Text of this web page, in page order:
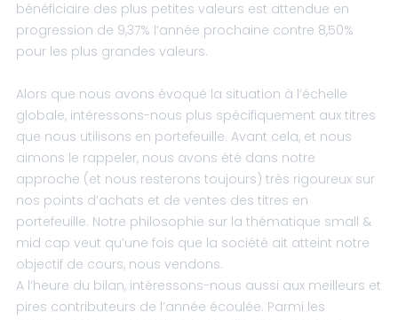
bénéficiaire des plus petites valeurs est attendue en
progression de 9,37% l’année prochaine contre 8,50%
pour les plus grandes valeurs.
Alors que nous avons évoqué la situation à l’échelle
globale, intéressons-nous plus spécifiquement aux titres
que nous utilisons en portefeuille. Avant cela, et nous
aimons le rappeler, nous avons été dans notre
approche (et nous resterons toujours) très rigoureux sur
nos points d’achats et de ventes des titres en
portefeuille. Notre philosophie sur la thématique small &
mid cap veut qu’une fois que la société ait atteint notre
objectif de cours, nous vendons.
A l’heure du bilan, intéressons-nous aussi aux meilleurs et
pires contributeurs de l’année écoulée. Parmi les